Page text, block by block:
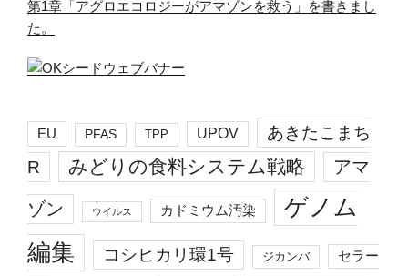
第1章「アグロエコロジーがアマゾンを救う」を書きまし
た。
EU PFAS TPP UPOV
あきたこまち
R
みどりの食料システム戦略 アマ
ゾン ウイルス カドミウム汚染
ゲノム
編集
コシヒカリ環1号 ジカンバ セラー